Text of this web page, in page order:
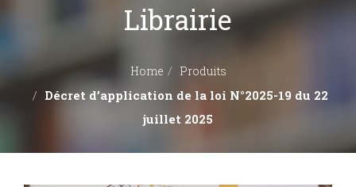
Librairie
Home Produits
Décret d’application de la loi N°2025-19 du 22
juillet 2025